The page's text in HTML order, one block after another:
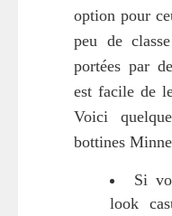
option pour
peu de
portées par
est facile de
Voici
bottines
Si
look